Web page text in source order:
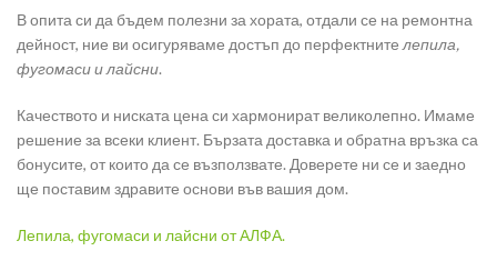
В опита си да бъдем полезни за хората, отдали се на ремонтна
дейност, ние ви осигуряваме достъп до перфектните лепила,
фугомаси и лайсни.
Качеството и ниската цена си хармонират великолепно. Имаме
решение за всеки клиент. Бързата доставка и обратна връзка са
бонусите, от които да се възползвате. Доверете ни се и заедно
ще поставим здравите основи във вашия дом.
Лепила, фугомаси и лайсни от АЛФА.